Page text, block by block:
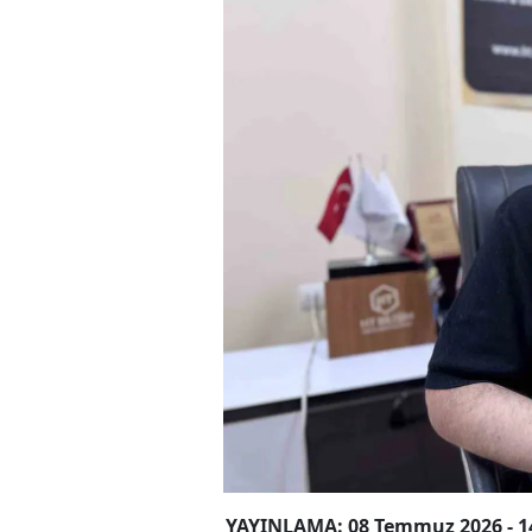
YAYINLAMA: 08 Temmuz 2026 -